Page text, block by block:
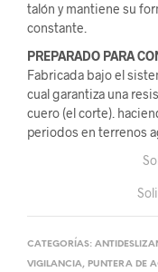
talón y mantiene su
constante.
PREPARADO PARA
Fabricada bajo el
cual garantiza una
cuero (el corte).
periodos en terrenos
CATEGORÍAS:
VIGILANCIA, PUNTERA DE